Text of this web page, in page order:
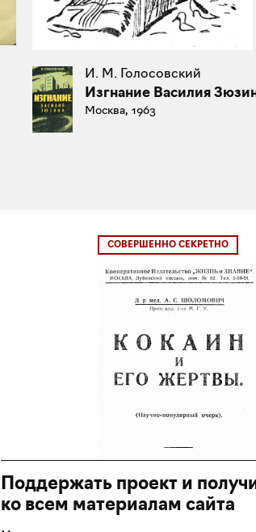
И. М. Голосовский
Изгнание Василия
Москва, 1963
СОВЕРШЕННО СЕКРЕТНО
Поддержать проект и
ко всем материалам сайта